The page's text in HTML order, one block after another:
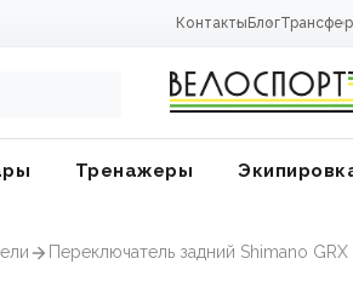
Контакты БлогТрансфер
Тренажеры
Переключатель задний Shimano